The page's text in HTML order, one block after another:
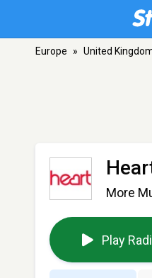
Europe » United
More
Play